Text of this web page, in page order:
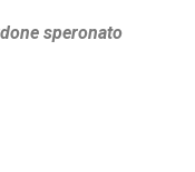
speronato